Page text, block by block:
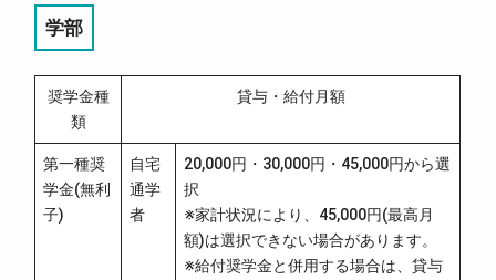
学部
奨学金種
類
貸与・給付月額
第一種奨
学金(無利
子)
自宅
通学
者
20,000円・30,000円・45,000円から選
択
※家計状況により、45,000円(最高月
額)は選択できない場合があります。
※給付奨学金と併用する場合は、貸与